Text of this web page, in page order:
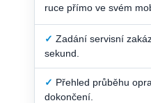
ruce přímo ve svém
✓ Zadání servisní
sekund.
✓ Přehled průběhu
dokončení.